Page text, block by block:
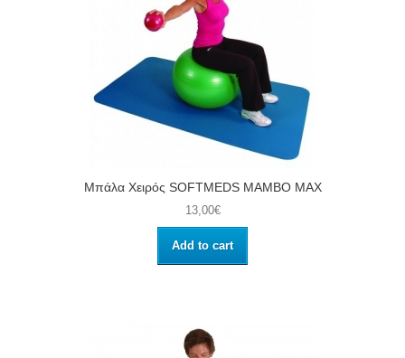
Μπάλα Χειρός SOFTMEDS MAMBO MAX
13,00€
Add to cart